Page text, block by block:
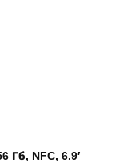
Гб, NFC, 6.9′